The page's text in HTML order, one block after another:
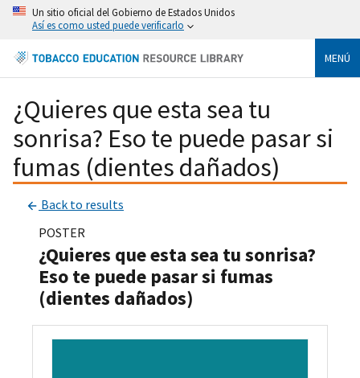
Un sitio oficial del Gobierno de Estados Unidos
Así es como usted puede verificarlo
MENÚ
¿Quieres que esta sea tu
sonrisa? Eso te puede pasar si
fumas (dientes dañados)
Back to results
POSTER
¿Quieres que esta sea tu sonrisa?
Eso te puede pasar si fumas
(dientes dañados)